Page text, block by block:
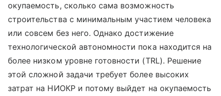
окупаемость, сколько сама возможность
строительства с минимальным участием человека
или совсем без него. Однако достижение
технологической автономности пока находится на
более низком уровне готовности (TRL). Решение
этой сложной задачи требует более высоких
затрат на НИОКР и потому выйдет на окупаемость